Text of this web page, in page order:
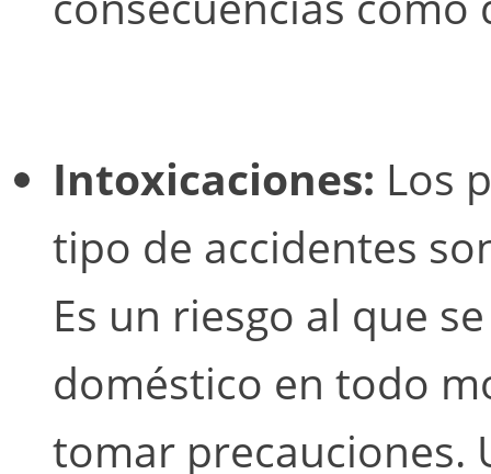
Intoxicaciones: Los
tipo de accidentes
Es un riesgo al que
doméstico en todo
tomar precauciones.